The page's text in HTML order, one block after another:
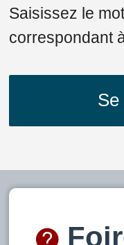
Saisissez le
correspondant